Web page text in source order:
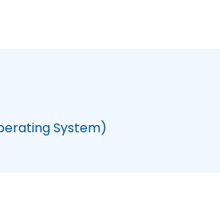
System)